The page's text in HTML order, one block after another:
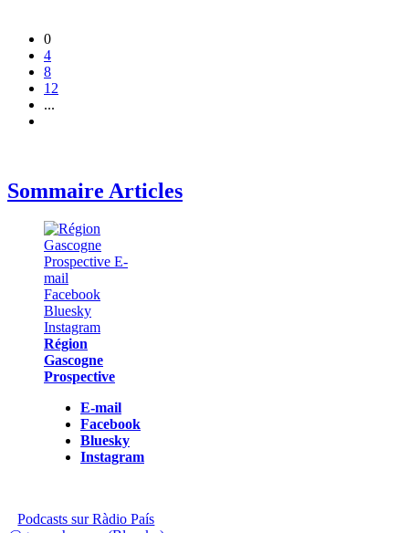
0
4
8
12
...
Sommaire Articles
Région
Gascogne
Prospective
E-mail
Facebook
Bluesky
Instagram
Podcasts sur Ràdio País